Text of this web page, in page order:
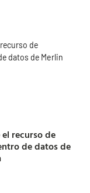
recurso de
de datos de